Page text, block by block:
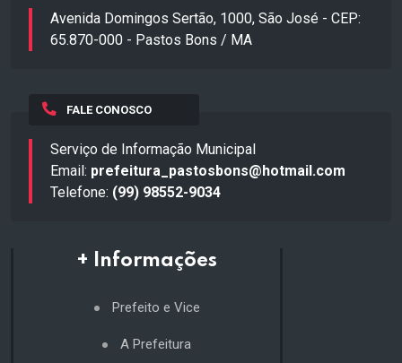
Avenida Domingos Sertão, 1000, São José - CEP:
65.870-000 - Pastos Bons / MA
FALE CONOSCO
Serviço de Informação Municipal
Email: prefeitura_pastosbons@hotmail.com
Telefone: (99) 98552-9034
+ Informações
Prefeito e Vice
A Prefeitura